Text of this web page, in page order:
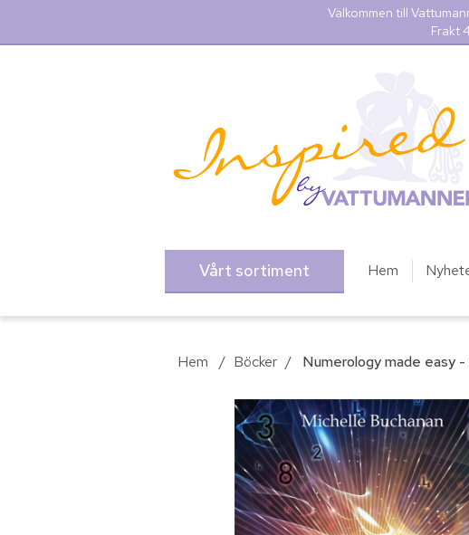
Välkommen till
Frakt
Vårt sortiment Hem
Hem / Böcker / Numerology made easy